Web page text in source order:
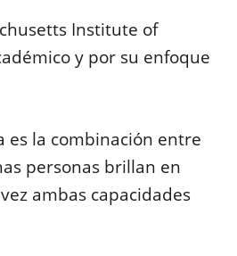
Institute of
y por su enfoque
es la combinación entre
personas brillan en
ambas capacidades